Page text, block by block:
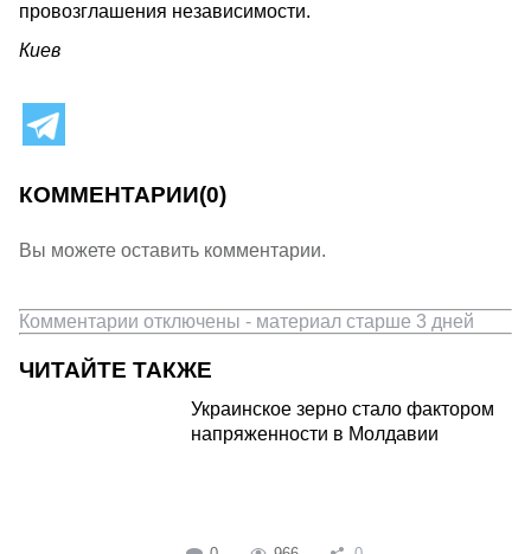
провозглашения независимости.
Киев
КОММЕНТАРИИ(0)
Вы можете оставить комментарии.
Комментарии отключены - материал старше 3 дней
ЧИТАЙТЕ ТАКЖЕ
Украинское зерно стало фактором
напряженности в Молдавии